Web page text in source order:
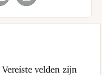
Vereiste velden zijn